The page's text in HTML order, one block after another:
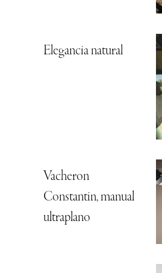
Elegancia natural
Vacheron
Constantin, manual
ultraplano